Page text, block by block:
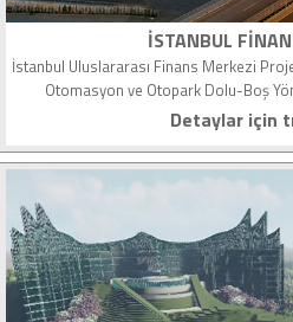
İSTANBUL
İstanbul Uluslararası Finans Merkezi
Otomasyon ve Otopark Dolu-Boş
Detaylar için